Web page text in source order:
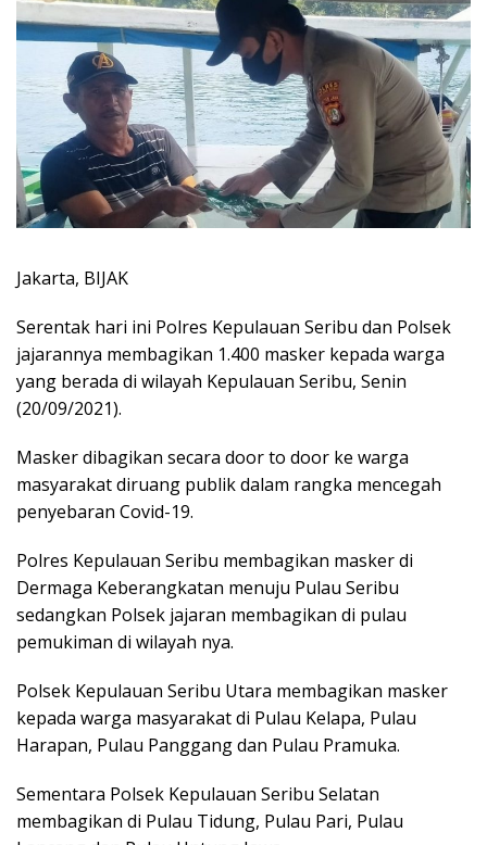
Jakarta, BIJAK
Serentak hari ini Polres Kepulauan Seribu dan Polsek
jajarannya membagikan 1.400 masker kepada warga
yang berada di wilayah Kepulauan Seribu, Senin
(20/09/2021).
Masker dibagikan secara door to door ke warga
masyarakat diruang publik dalam rangka mencegah
penyebaran Covid-19.
Polres Kepulauan Seribu membagikan masker di
Dermaga Keberangkatan menuju Pulau Seribu
sedangkan Polsek jajaran membagikan di pulau
pemukiman di wilayah nya.
Polsek Kepulauan Seribu Utara membagikan masker
kepada warga masyarakat di Pulau Kelapa, Pulau
Harapan, Pulau Panggang dan Pulau Pramuka.
Sementara Polsek Kepulauan Seribu Selatan
membagikan di Pulau Tidung, Pulau Pari, Pulau